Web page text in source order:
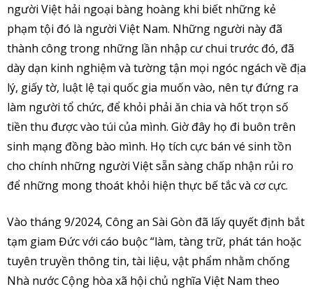
người Việt hải ngoại bàng hoàng khi biết những kẻ
phạm tội đó là người Việt Nam. Những người này đã
thành công trong những lần nhập cư chui trước đó, đã
dày dạn kinh nghiệm và tường tận mọi ngóc ngách về địa
lý, giấy tờ, luật lệ tại quốc gia muốn vào, nên tự đứng ra
làm người tổ chức, để khỏi phải ăn chia và hốt trọn số
tiền thu được vào túi của mình. Giờ đây họ đi buôn trên
sinh mạng đồng bào mình. Họ tích cực bán vé sinh tồn
cho chính những người Việt sẵn sàng chấp nhận rủi ro
để những mong thoát khỏi hiện thực bế tắc và cơ cực.
Vào tháng 9/2024, Công an Sài Gòn đã lấy quyết định bắt
tạm giam Đức với cáo buộc “làm, tàng trữ, phát tán hoặc
tuyên truyền thông tin, tài liệu, vật phẩm nhằm chống
Nhà nước Cộng hòa xã hội chủ nghĩa Việt Nam theo